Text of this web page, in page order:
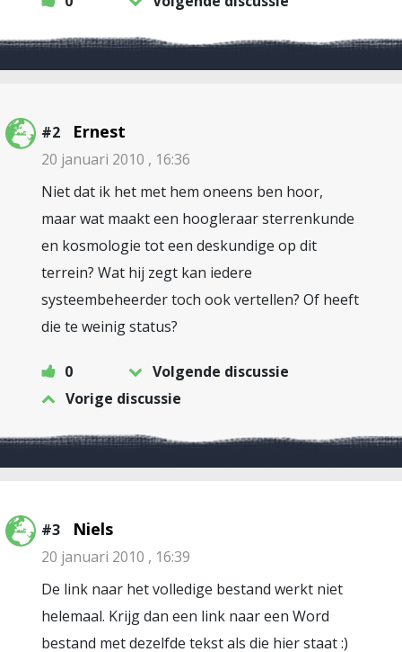
#2 Ernest
20 januari 2010 , 16:36
Niet dat ik het met hem oneens ben hoor,
maar wat maakt een hoogleraar sterrenkunde
en kosmologie tot een deskundige op dit
terrein? Wat hij zegt kan iedere
systeembeheerder toch ook vertellen? Of heeft
die te weinig status?
0
Volgende discussie
Vorige discussie
#3 Niels
20 januari 2010 , 16:39
De link naar het volledige bestand werkt niet
helemaal. Krijg dan een link naar een Word
bestand met dezelfde tekst als die hier staat :)